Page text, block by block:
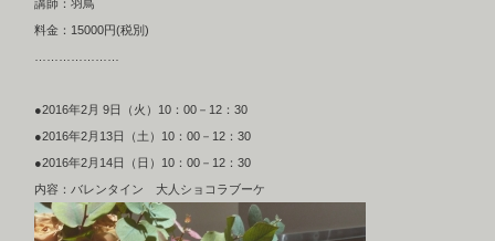
講師：羽鳥
料金：15000円(税別)
●2016年2月 9日（火）10：00－12：30
●2016年2月13日（土）10：00－12：30
●2016年2月14日（日）10：00－12：30
内容：バレンタイン 大人ショコラブーケ